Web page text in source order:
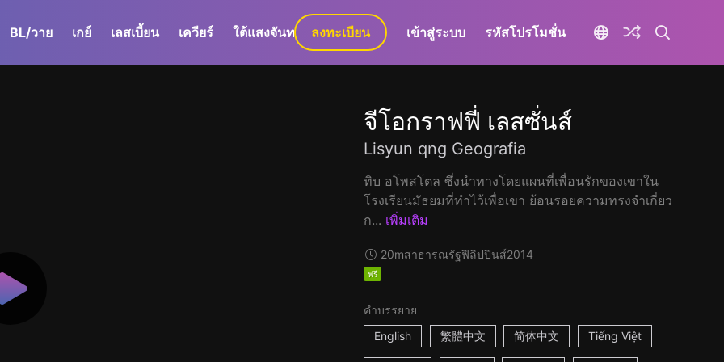
BL/วาย เกย์ เลสเบี้ยน เควียร์ ใต้แสงจันทร์ GaLa+
ลงทะเบียน เข้าสู่ระบบ รหัสโปรโมชั่น
จีโอกราฟฟี่ เลสซั่นส์
Lisyun qng Geografia
ทิบ อโพสโตล ซึ่งนำทางโดยแผนที่เพื่อนรักของเขาใน
โรงเรียนมัธยมที่ทำไว้เพื่อเขา ย้อนรอยความทรงจำเกี่ยว
ก... เพิ่มเติม
20mสาธารณรัฐฟิลิปปินส์2014
ฟรี
คำบรรยาย
English
繁體中文 简体中文 Tiếng Việt